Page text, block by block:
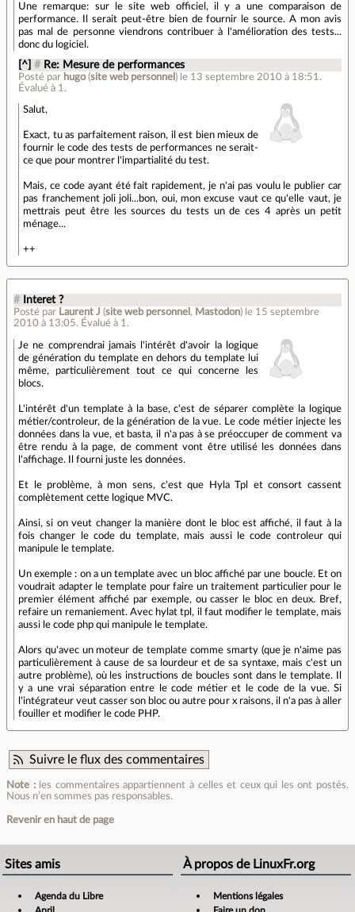
Une remarque: sur le site web officiel, il y a une comparaison de
performance. Il serait peut-êtrebien de fournir le source. A mon avis
pas mal de personne viendrons contribuer à l'amélioration des tests...
donc du logiciel.
[^] # Re: Mesure de performances
Posté par hugo(site web personnel ) le 13 septembre 2010 à 18:51 .
Évalué à 1 .
Salut,
Exact, tu as parfaitement raison, il est bien mieux de
fournir le code des tests de performances ne serait-
ce que pour montrer l'impartialité du test.
Mais, ce code ayant été fait rapidement, je n'ai pas voulu le publier car
pas franchement joli joli...bon, oui, mon excuse vaut ce qu'elle vaut, je
mettrais peut être les sources du tests un de ces 4 après un petit
ménage...
++
# Interet ?
Posté par Laurent J (site web personnel , Mastodon) le 15 septembre
2010 à 13:05. Évalué à 1 .
Je ne comprendrai jamais l'intérêt d'avoir la logique
de génération du template en dehors du template lui
même, particulièrement tout ce qui concerne les
blocs.
L'intérêt d'un template à la base, c'est de séparer complète la logique
métier/controleur, de la génération de la vue. Le code métier injecte les
données dans la vue, et basta, il n'a pas à se préoccuper de comment va
être rendu à la page, de comment vont être utilisé les données dans
l'affichage. Il fourni juste les données.
Et le problème, à mon sens, c'est que Hyla Tpl et consort cassent
complètement cette logique MVC.
Ainsi, si on veut changer la manière dont le bloc est affiché, il faut à la
fois changer le code du template, mais aussi le code controleur qui
manipule le template.
Un exemple : on a un template avec un bloc affiché par une boucle. Et on
voudrait adapter le template pour faire un traitement particulier pour le
premier élément affiché par exemple, ou casser le bloc en deux. Bref,
refaire un remaniement. Avec hylat tpl, il faut modifier le template, mais
aussi le code php qui manipule le template.
Alors qu'avec un moteur de template comme smarty (que je n'aime pas
particulièrement à cause de sa lourdeur et de sa syntaxe, mais c'est un
autre problème), où les instructions de boucles sont dans le template. Il
y a une vrai séparation entre le code métier et le code de la vue. Si
l'intégrateur veut casser son bloc ou autre pour x raisons, il n'a pas à aller
fouiller et modifier le code PHP.
Suivre le flux des commentaires
Note :les commentaires appartiennent à celles et ceux qui les ont postés.
Nous n’en sommes pas responsables.
Revenir en haut de page
Sites amis
Agenda du Libre
À propos de LinuxFr.org
Mentions légales